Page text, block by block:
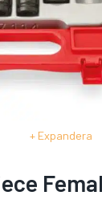
Expandera